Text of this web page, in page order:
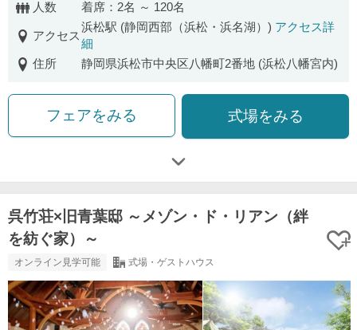
人数
着席：2名 ～ 120名
アクセス
浜松駅 (静岡西部（浜松・浜名湖）) アクセス詳
細
住所
静岡県浜松市中央区八幡町2番地 (浜松八幡宮内)
フェアをみる 式場をみる
呉竹荘×旧青葉邸 ～メゾン・ド・リアン（絆
を紡ぐ家）～
オンライン見学可能 式場・ゲストハウス